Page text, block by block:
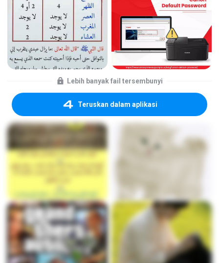
Lebih banyak fail tersembunyi
Teruskan dalam aplikasi